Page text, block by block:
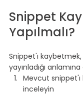
Snippet
Yapılmalı?
Snippet'ı kaybetmek,
yayınladığı
Mevcut snippet'ı
inceleyin